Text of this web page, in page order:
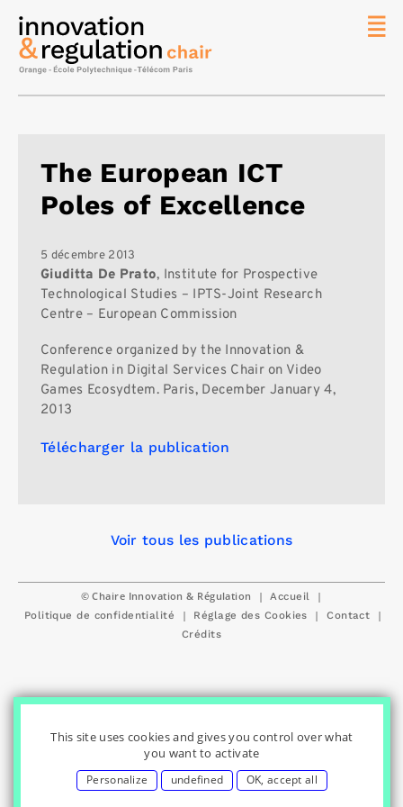
The European ICT
Poles of Excellence
5 décembre 2013
Giuditta De Prato, Institute for Prospective
Technological Studies – IPTS-Joint Research
Centre – European Commission
Conference organized by the Innovation &
Regulation in Digital Services Chair on Video
Games Ecosydtem. Paris, December January 4,
2013
Télécharger la publication
Voir tous les publications
© Chaire Innovation & Régulation | Accueil |
Politique de confidentialité | Réglage des Cookies | Contact |
Crédits
Publications
This site uses cookies and gives you control over what
you want to activate
Personalize undefined OK, accept all